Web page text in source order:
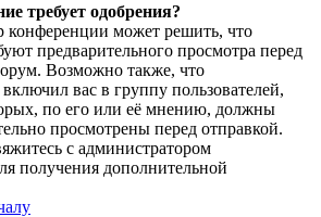
требует одобрения?
конференции может решить, что
предварительного просмотра перед
Возможно также, что
вас в группу пользователей,
по его или её мнению, должны
просмотрены перед отправкой.
с администратором
получения дополнительной